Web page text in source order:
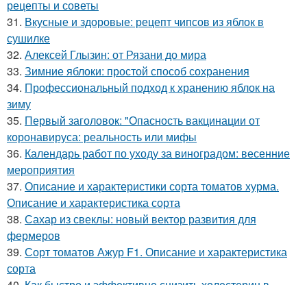
рецепты и советы
31. Вкусные и здоровые: рецепт чипсов из яблок в
сушилке
32. Алексей Глызин: от Рязани до мира
33. Зимние яблоки: простой способ сохранения
34. Профессиональный подход к хранению яблок на
зиму
35. Первый заголовок: "Опасность вакцинации от
коронавируса: реальность или мифы
36. Календарь работ по уходу за виноградом: весенние
мероприятия
37. Описание и характеристики сорта томатов хурма.
Описание и характеристика сорта
38. Сахар из свеклы: новый вектор развития для
фермеров
39. Сорт томатов Ажур F1. Описание и характеристика
сорта